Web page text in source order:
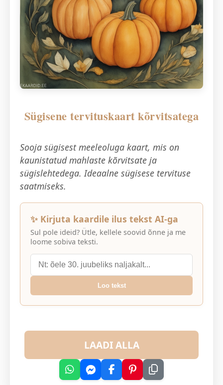
Sügisene tervituskaart kõrvitsatega
Sooja sügisest meeleoluga kaart, mis on
kaunistatud mahlaste kõrvitsate ja
sügislehtedega. Ideaalne sügisese tervituse
saatmiseks.
✨ Kirjuta kaardile ilus tekst AI-ga
Sul pole ideid? Ütle, kellele soovid õnne ja me
loome sobiva teksti.
Loo tekst
LAADI ALLA